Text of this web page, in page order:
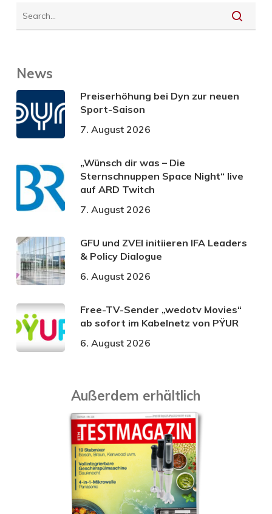
News
Preiserhöhung bei Dyn zur neuen
Sport-Saison
7. August 2026
„Wünsch dir was – Die
Sternschnuppen Space Night“ live
auf ARD Twitch
7. August 2026
GFU und ZVEI initiieren IFA Leaders
& Policy Dialogue
6. August 2026
Free-TV-Sender „wedotv Movies“
ab sofort im Kabelnetz von PŸUR
6. August 2026
Außerdem erhältlich